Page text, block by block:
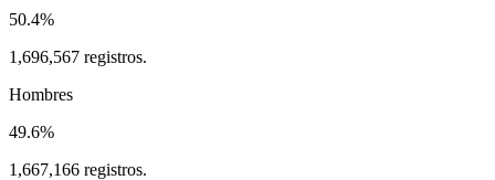
50.4%
1,696,567 registros.
Hombres
49.6%
1,667,166 registros.